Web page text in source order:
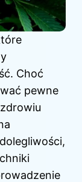
Choć
pewne